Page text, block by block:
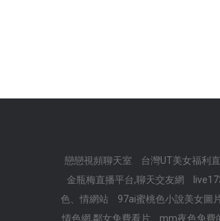
戀戀視頻聊天室 台灣UT美女福利
金瓶梅直播平台,聊天交友網
色、情網站
97ai蜜桃色小說美女圖
情色網,鄰女免費看片
mm夜色免費